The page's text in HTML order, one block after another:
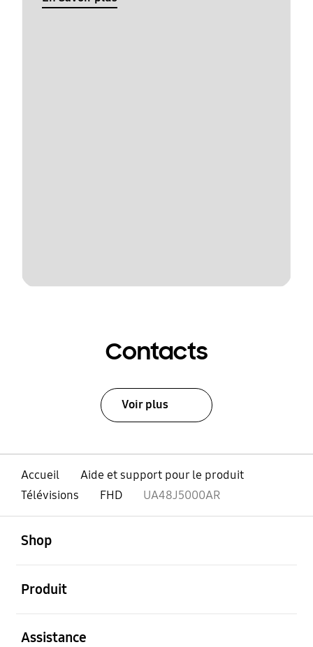
Contacts
Voir plus
Accueil
Aide et support pour le produit
Télévisions
FHD UA48J5000AR
Shop
Produit
Assistance